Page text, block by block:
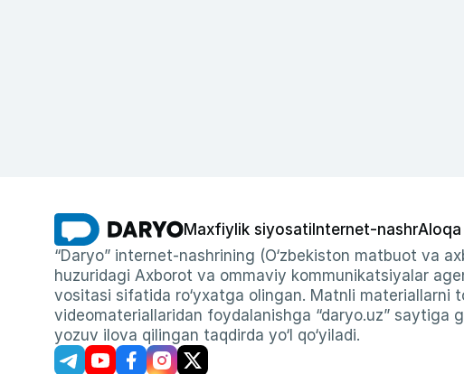
Maxfiylik siyosati Internet-nashr
“Daryo” internet-nashrining (O‘zbekiston matbuot va
huzuridagi Axborot va ommaviy kommunikatsiyalar
vositasi sifatida ro‘yxatga olingan. Matnli materiallarni
videomateriallaridan foydalanishga “daryo.uz” saytiga
yozuv ilova qilingan taqdirda yo‘l qo‘yiladi.